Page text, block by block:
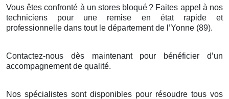
Vous êtes confronté à un stores bloqué? Faites appel à nos
techniciens pour une remise en état rapide et
professionnelle dans tout le département de l ’Yonne (89).
Contactez-nous dès maintenant pour bénéficier d’un
accompagnement de qualité.
Nos spécialistes sont disponibles pour résoudre tous vos